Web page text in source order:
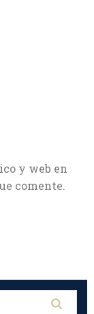
y web en
comente.